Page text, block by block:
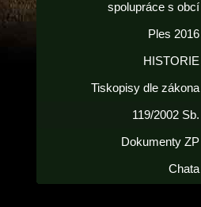
spolupráce s obcí
Ples 2016
HISTORIE
Tiskopisy dle zákona
119/2002 Sb.
Dokumenty ZP
Chata